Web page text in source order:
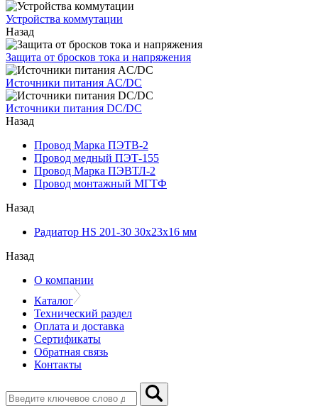
Устройства коммутации
Назад
Защита от бросков тока и напряжения
Источники питания AC/DC
Источники питания DC/DC
Назад
Провод Марка ПЭТВ-2
Провод медный ПЭТ-155
Провод Марка ПЭВТЛ-2
Провод монтажный МГТФ
Назад
Радиатор HS 201-30 30х23х16 мм
Назад
О компании
Каталог
Технический раздел
Оплата и доставка
Сертификаты
Обратная связь
Контакты